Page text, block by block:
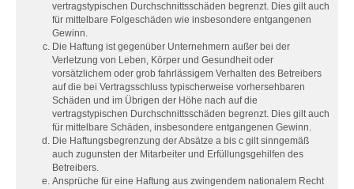
vertragstypischen Durchschnittsschäden begrenzt. Dies gilt auch
für mittelbare Folgeschäden wie insbesondere entgangenen
Gewinn.
Die Haftung ist gegenüber Unternehmern außer bei der
Verletzung von Leben, Körper und Gesundheit oder
vorsätzlichem oder grob fahrlässigem Verhalten des Betreibers
auf die bei Vertragsschluss typischerweise vorhersehbaren
Schäden und im Übrigen der Höhe nach auf die
vertragstypischen Durchschnittsschäden begrenzt. Dies gilt auch
für mittelbare Schäden, insbesondere entgangenen Gewinn.
Die Haftungsbegrenzung der Absätze a bis c gilt sinngemäß
auch zugunsten der Mitarbeiter und Erfüllungsgehilfen des
Betreibers.
Ansprüche für eine Haftung aus zwingendem nationalem Recht